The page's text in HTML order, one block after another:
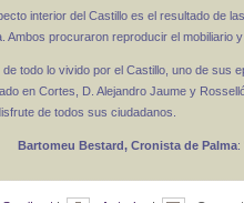
interior del Castillo es el resultado de
Ambos procuraron reproducir el mobiliario
todo lo vivido por el Castillo, uno de sus
en Cortes, D. Alejandro Jaume y
de todos sus ciudadanos.
Bartomeu Bestard, Cronista de Palma: